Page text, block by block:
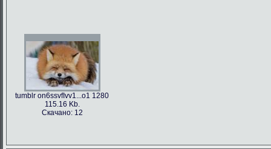
tumblr on6ssvfIvv1...o1 1280
115.16 Kb.
Скачано: 12